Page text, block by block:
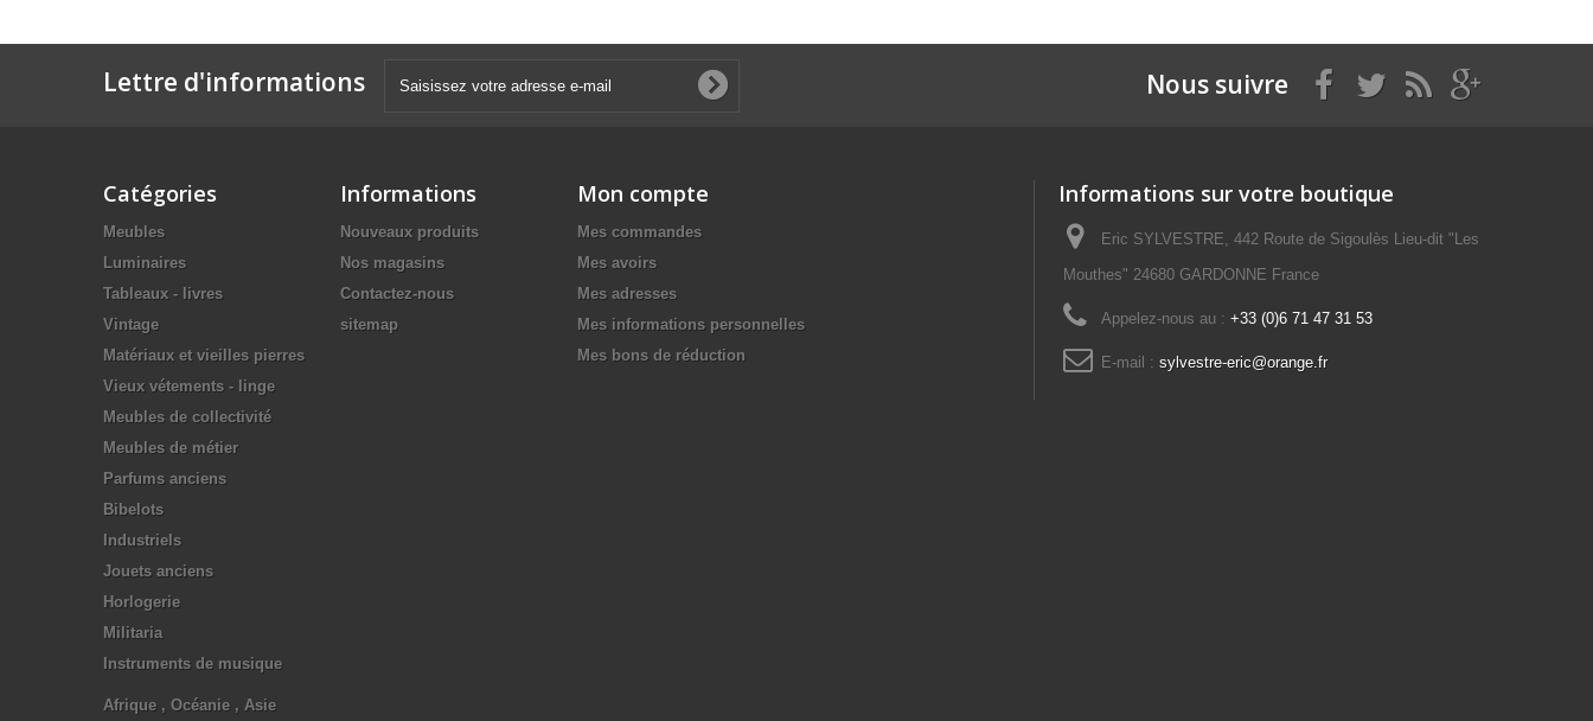
Lettre d'informations Nous suivre
Catégories
Meubles
Luminaires
Tableaux - livres
Vintage
Matériaux et vieilles pierres
Vieux vétements - linge
Meubles de collectivité
Meubles de métier
Parfums anciens
Bibelots
Industriels
Jouets anciens
Horlogerie
Militaria
Instruments de musique
Afrique , Océanie , Asie
Informations
Nouveaux produits
Nos magasins
Contactez-nous
sitemap
Mon compte
Mes commandes
Mes avoirs
Mes adresses
Mes informations personnelles
Mes bons de réduction
Informations sur votre boutique
Eric SYLVESTRE, 442 Route de Sigoulès Lieu-dit "Les
Mouthes" 24680 GARDONNE France
Appelez-nous au : +33 (0)6 71 47 31 53
E-mail : sylvestre-eric@orange.fr